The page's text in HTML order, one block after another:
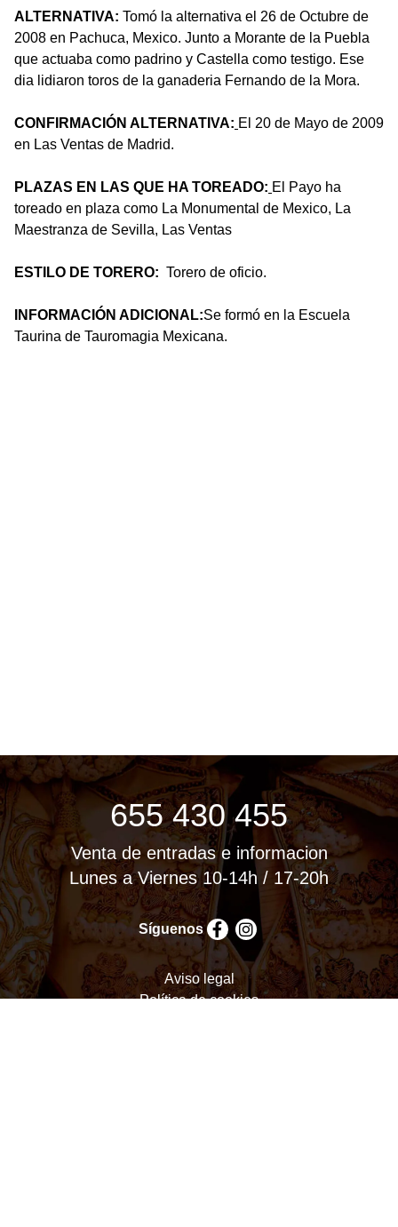
ALTERNATIVA: Tomó la alternativa el 26 de Octubre de
2008 en Pachuca, Mexico. Junto a Morante de la Puebla
que actuaba como padrino y Castella como testigo. Ese
dia lidiaron toros de la ganaderia Fernando de la Mora.
CONFIRMACIÓN ALTERNATIVA: El 20 de Mayo de 2009
en Las Ventas de Madrid.
PLAZAS EN LAS QUE HA TOREADO: El Payo ha
toreado en plaza como La Monumental de Mexico, La
Maestranza de Sevilla, Las Ventas
ESTILO DE TORERO: Torero de oficio.
INFORMACIÓN ADICIONAL:Se formó en la Escuela
Taurina de Tauromagia Mexicana.
655 430 455
Venta de entradas e informacion
Lunes a Viernes 10-14h / 17-20h
Síguenos
Aviso legal
Política de cookies